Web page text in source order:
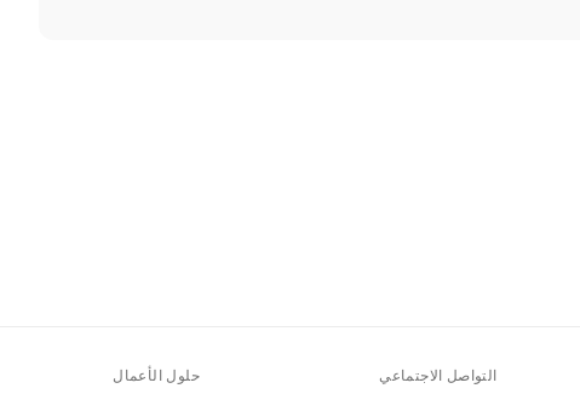
التواصل الاجتماعي حلول الأعمال